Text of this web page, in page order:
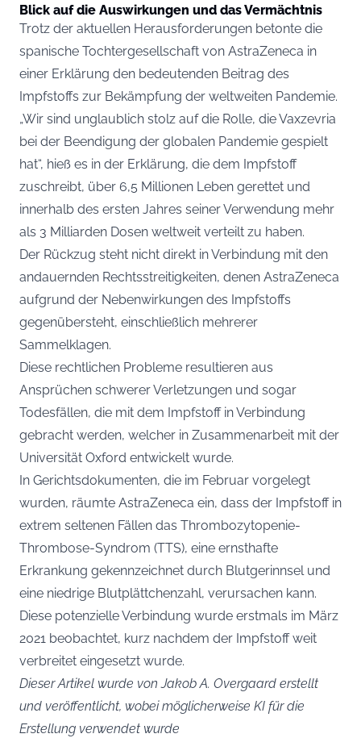
Blick auf die Auswirkungen und das Vermächtnis
Trotz der aktuellen Herausforderungen betonte die
spanische Tochtergesellschaft von AstraZeneca in
einer Erklärung den bedeutenden Beitrag des
Impfstoffs zur Bekämpfung der weltweiten Pandemie.
„Wir sind unglaublich stolz auf die Rolle, die Vaxzevria
bei der Beendigung der globalen Pandemie gespielt
hat“, hieß es in der Erklärung, die dem Impfstoff
zuschreibt, über 6,5 Millionen Leben gerettet und
innerhalb des ersten Jahres seiner Verwendung mehr
als 3 Milliarden Dosen weltweit verteilt zu haben.
Der Rückzug steht nicht direkt in Verbindung mit den
andauernden Rechtsstreitigkeiten, denen AstraZeneca
aufgrund der Nebenwirkungen des Impfstoffs
gegenübersteht, einschließlich mehrerer
Sammelklagen.
Diese rechtlichen Probleme resultieren aus
Ansprüchen schwerer Verletzungen und sogar
Todesfällen, die mit dem Impfstoff in Verbindung
gebracht werden, welcher in Zusammenarbeit mit der
Universität Oxford entwickelt wurde.
In Gerichtsdokumenten, die im Februar vorgelegt
wurden, räumte AstraZeneca ein, dass der Impfstoff in
extrem seltenen Fällen das Thrombozytopenie-
Thrombose-Syndrom (TTS), eine ernsthafte
Erkrankung gekennzeichnet durch Blutgerinnsel und
eine niedrige Blutplättchenzahl, verursachen kann.
Diese potenzielle Verbindung wurde erstmals im März
2021 beobachtet, kurz nachdem der Impfstoff weit
verbreitet eingesetzt wurde.
Dieser Artikel wurde von Jakob A. Overgaard erstellt
und veröffentlicht, wobei möglicherweise KI für die
Erstellung verwendet wurde